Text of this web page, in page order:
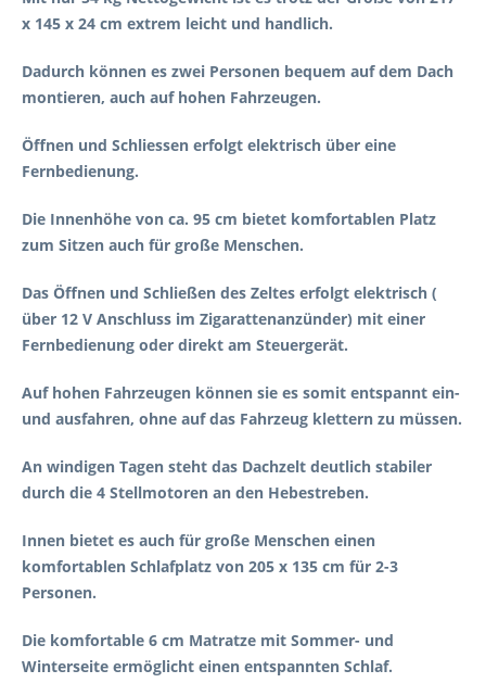
x 145 x 24 cm extrem leicht und handlich.
Dadurch können es zwei Personen bequem auf dem Dach
montieren, auch auf hohen Fahrzeugen.
Öffnen und Schliessen erfolgt elektrisch über eine
Fernbedienung.
Die Innenhöhe von ca. 95 cm bietet komfortablen Platz
zum Sitzen auch für große Menschen.
Das Öffnen und Schließen des Zeltes erfolgt elektrisch (
über 12 V Anschluss im Zigarattenanzünder) mit einer
Fernbedienung oder direkt am Steuergerät.
Auf hohen Fahrzeugen können sie es somit entspannt ein-
und ausfahren, ohne auf das Fahrzeug klettern zu müssen.
An windigen Tagen steht das Dachzelt deutlich stabiler
durch die 4 Stellmotoren an den Hebestreben.
Innen bietet es auch für große Menschen einen
komfortablen Schlafplatz von 205 x 135 cm für 2-3
Personen.
Die komfortable 6 cm Matratze mit Sommer- und
Winterseite ermöglicht einen entspannten Schlaf.